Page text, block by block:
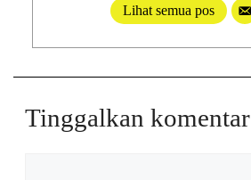
Lihat semua pos
Tinggalkan komentar